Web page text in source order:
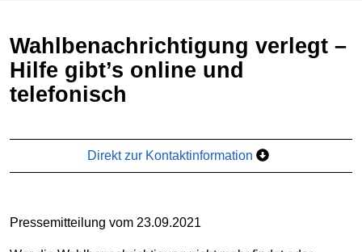
Wahlbenachrichtigung verlegt –
Hilfe gibt’s online und
telefonisch
Direkt zur Kontaktinformation
Pressemitteilung vom 23.09.2021